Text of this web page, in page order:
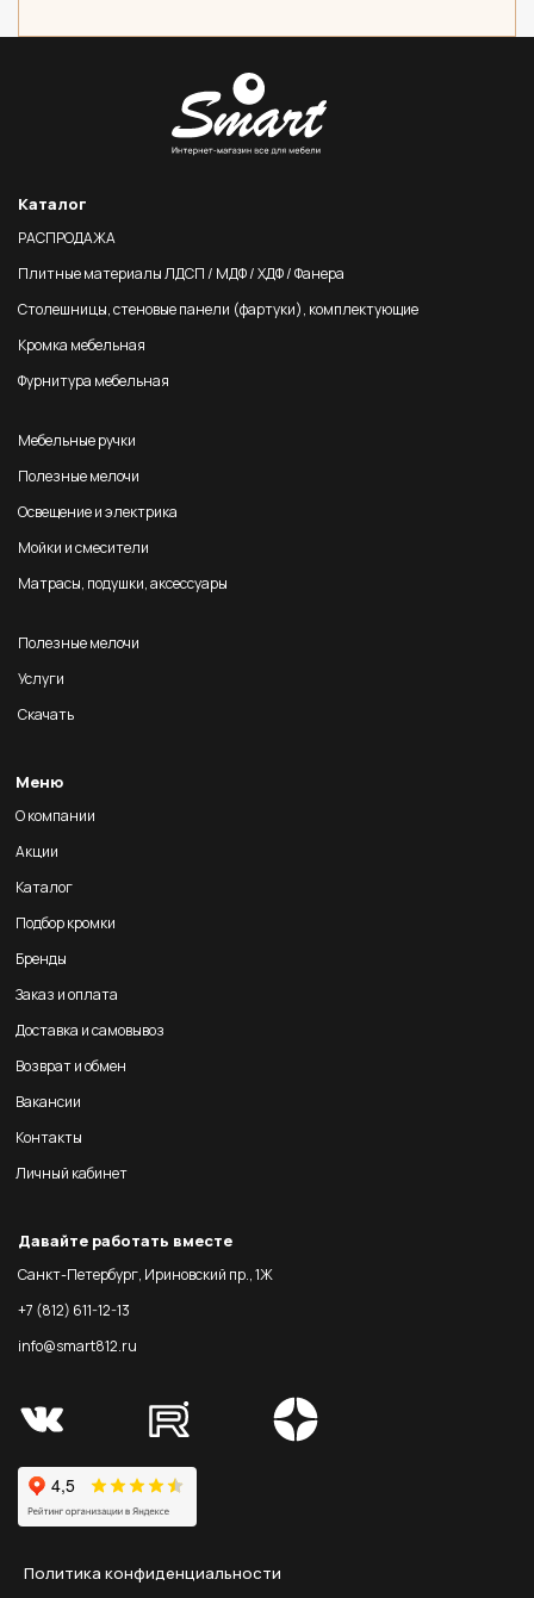
Каталог
РАСПРОДАЖА
Плитные материалы ЛДСП / МДФ / ХДФ / Фанера
Столешницы, стеновые панели (фартуки), комплектующие
Кромка мебельная
Фурнитура мебельная
Мебельные ручки
Полезные мелочи
Освещение и электрика
Мойки и смесители
Матрасы, подушки, аксессуары
Полезные мелочи
Услуги
Скачать
Меню
О компании
Акции
Каталог
Подбор кромки
Бренды
Заказ и оплата
Доставка и самовывоз
Возврат и обмен
Вакансии
Контакты
Личный кабинет
Давайте работать вместе
Санкт-Петербург, Ириновский пр., 1Ж
+7 (812) 611-12-13
info@smart812.ru
Политика конфиденциальности